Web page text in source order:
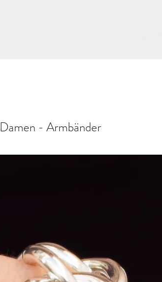
Damen - Armbänder